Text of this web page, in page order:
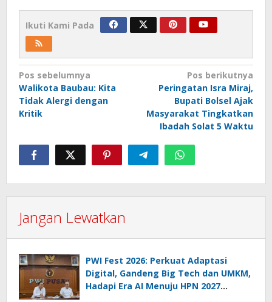
Ikuti Kami Pada
Navigasi
pos
Pos sebelumnya
Walikota Baubau: Kita
Tidak Alergi dengan
Kritik
Pos berikutnya
Peringatan Isra Miraj,
Bupati Bolsel Ajak
Masyarakat Tingkatkan
Ibadah Solat 5 Waktu
Jangan Lewatkan
PWI Fest 2026: Perkuat Adaptasi
Digital, Gandeng Big Tech dan UMKM,
Hadapi Era AI Menuju HPN 2027